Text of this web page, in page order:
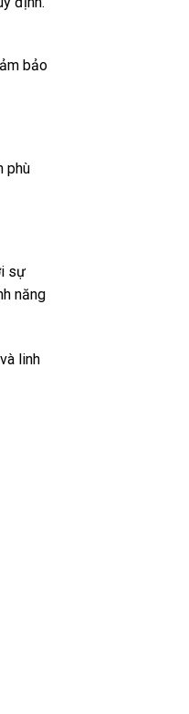
bảo
phù
sự
năng
linh